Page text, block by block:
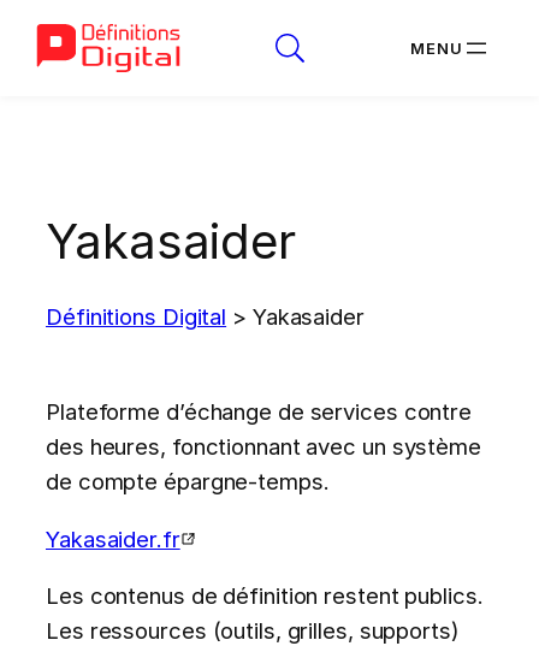
Yakasaider
Définitions Digital > Yakasaider
Plateforme d’échange de services contre
des heures, fonctionnant avec un système
de compte épargne-temps.
Yakasaider.fr
Les contenus de définition restent publics.
Les ressources (outils, grilles, supports)